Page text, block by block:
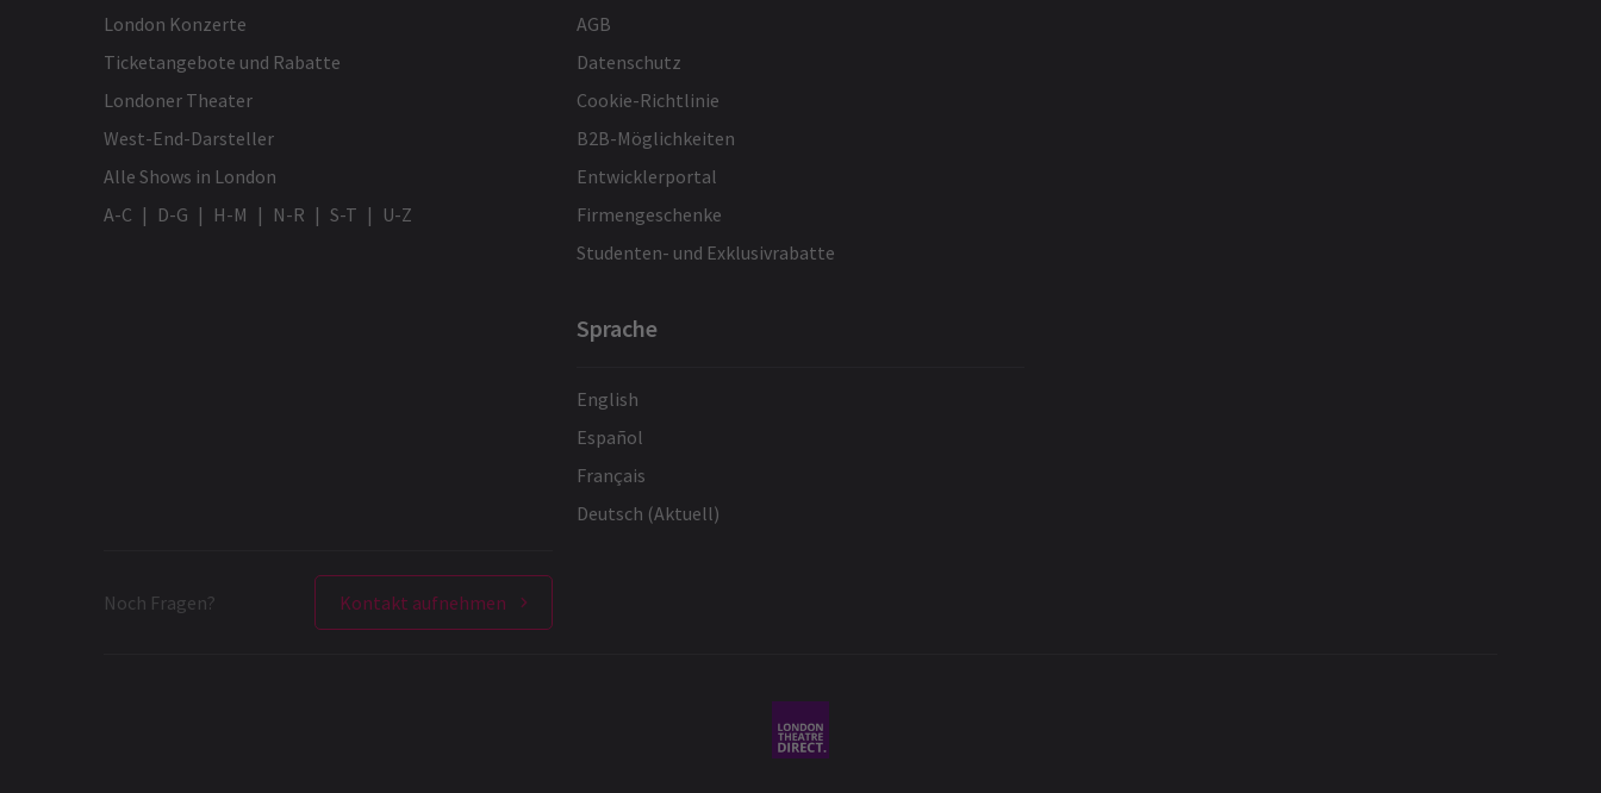
London Konzerte
Ticketangebote und Rabatte
Londoner Theater
West-End-Darsteller
Alle Shows in London
A-C
D-G H-M N-R S-T U-Z
AGB
Datenschutz
Cookie-Richtlinie
B2B-Möglichkeiten
Entwicklerportal
Firmengeschenke
Studenten- und Exklusivrabatte
Sprache
English
Español
Français
Deutsch (Aktuell)
Noch Fragen? Kontakt aufnehmen